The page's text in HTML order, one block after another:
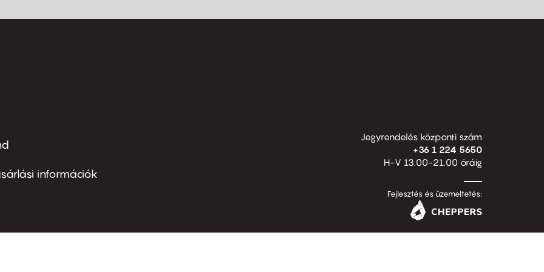
információk
Jegyrendelés központi szám
+36 1 224 5650
H-V 13.00-21.00 óráig
Fejlesztés és üzemeltetés: